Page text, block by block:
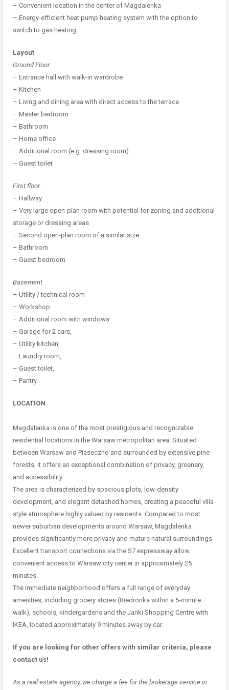
– Convenient location in the center of Magdalenka
– Energy-efficient heat pump heating system with the option to
switch to gas heating
Layout
Ground Floor
– Entrance hall with walk-in wardrobe
– Kitchen
– Living and dining area with direct access to the terrace
– Master bedroom
– Bathroom
– Home office
– Additional room (e.g. dressing room)
– Guest toilet
First floor
– Hallway
– Very large open-plan room with potential for zoning and additional
storage or dressing areas
– Second open-plan room of a similar size
– Bathroom
– Guest bedroom
Basement
– Utility / technical room
– Workshop
– Additional room with windows
– Garage for 2 cars,
– Utility kitchen,
– Laundry room,
– Guest toilet,
– Pantry.
LOCATION
Magdalenka is one of the most prestigious and recognizable
residential locations in the Warsaw metropolitan area. Situated
between Warsaw and Piaseczno and surrounded by extensive pine
forests, it offers an exceptional combination of privacy, greenery,
and accessibility.
The area is characterized by spacious plots, low-density
development, and elegant detached homes, creating a peaceful villa-
style atmosphere highly valued by residents. Compared to most
newer suburban developments around Warsaw, Magdalenka
provides significantly more privacy and mature natural surroundings.
Excellent transport connections via the S7 expressway allow
convenient access to Warsaw city center in approximately 25
minutes.
The immediate neighborhood offers a full range of everyday
amenities, including grocery stores (Biedronka within a 5-minute
walk), schools, kindergardens and the Janki Shopping Centre with
IKEA, located approximately 9 minutes away by car.
If you are looking for other offers with similar criteria, please
contact us!
As a real estate agency, we charge a fee for the brokerage service in